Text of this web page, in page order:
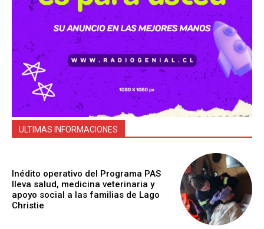
ULTIMAS INFORMACIONES
Inédito operativo del Programa PAS
lleva salud, medicina veterinaria y
apoyo social a las familias de Lago
Christie